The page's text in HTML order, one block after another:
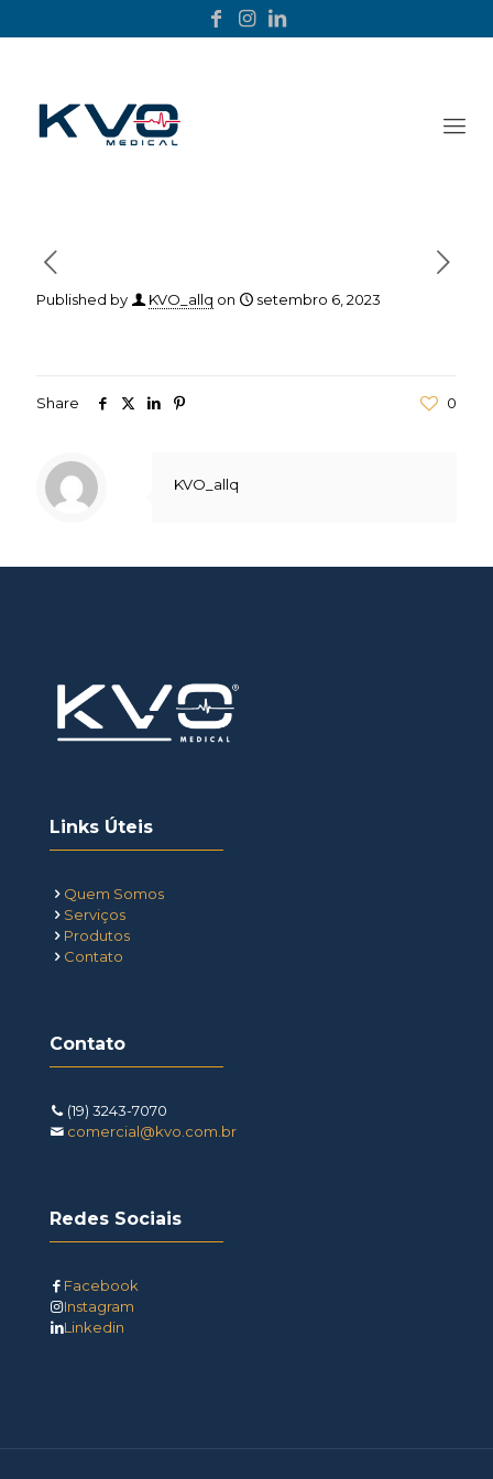
Published by KVO_allq on setembro 6, 2023
Share 0
KVO_allq
Links Úteis
Quem Somos
Serviços
Produtos
Contato
Contato
(19) 3243-7070
comercial@kvo.com.br
Redes Sociais
Facebook
Instagram
Linkedin